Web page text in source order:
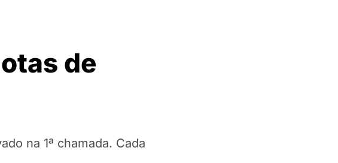
de
na 1ª chamada. Cada